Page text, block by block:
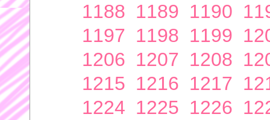
1188 1189 1190
1197 1198 1199
1206 1207 1208
1215 1216 1217
1224 1225 1226